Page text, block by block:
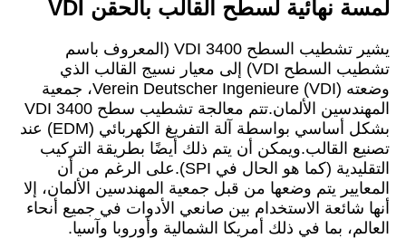
لمسة نهائية لسطح القالب بالحقن VDI
يشير تشطيب السطح VDI 3400 (المعروف باسم
تشطيب السطح VDI) إلى معيار نسيج القالب الذي
وضعته Verein Deutscher Ingenieure (VDI)، جمعية
المهندسين الألمان.تتم معالجة تشطيب سطح VDI 3400
بشكل أساسي بواسطة آلة التفريغ الكهربائي (EDM) عند
تصنيع القالب.ويمكن أن يتم ذلك أيضًا بطريقة التركيب
التقليدية (كما هو الحال في SPI).على الرغم من أن
المعايير يتم وضعها من قبل جمعية المهندسين الألمان، إلا
أنها شائعة الاستخدام بين صانعي الأدوات في جميع أنحاء
العالم، بما في ذلك أمريكا الشمالية وأوروبا وآسيا.